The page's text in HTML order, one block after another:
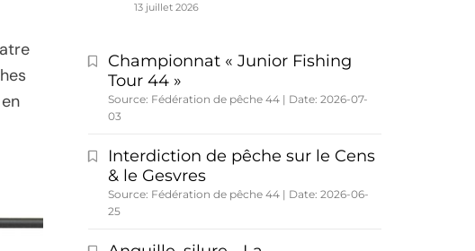
13 juillet 2026
Championnat « Junior Fishing
Tour 44 »
Source: Fédération de pêche 44
Date: 2026-07-
03
Interdiction de pêche sur le Cens
& le Gesvres
Source: Fédération de pêche 44
Date: 2026-06-
25